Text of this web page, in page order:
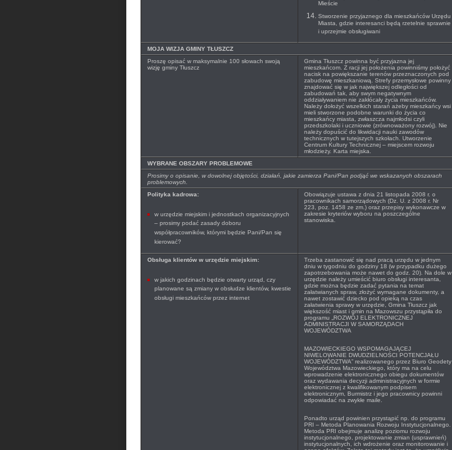
Mieście
Stworzenie przyjaznego dla mieszkańców Urzędu
Miasta, gdzie interesanci będą rzetelnie sprawnie
i uprzejmie obsługiwani
MOJA WIZJA GMINY TŁUSZCZ
Proszę opisać w maksymalnie 100 słowach swoją
wizję gminy Tłuszcz
Gmina Tłuszcz powinna być przyjazna jej
mieszkańcom. Z racji jej położenia powinniśmy położyć
nacisk na powiększanie terenów przeznaczonych pod
zabudowę mieszkaniową. Strefy przemysłowe powinny
znajdować się w jak największej odległości od
zabudowań tak, aby swym negatywnym
oddziaływaniem nie zakłócały życia mieszkańców.
Należy dołożyć wszelkich starań ażeby mieszkańcy wsi
mieli stworzone podobne warunki do życia co
mieszkańcy miasta, zwłaszcza najmłodsi czyli
przedszkolaki i uczniowie (zrównoważony rozwój). Nie
należy dopuścić do likwidacji nauki zawodów
technicznych w tutejszych szkołach. Utworzenie
Centrum Kultury Technicznej – miejscem rozwoju
młodzieży. Karta miejska.
WYBRANE OBSZARY PROBLEMOWE
Prosimy o opisanie, w dowolnej objętości, działań, jakie zamierza Pani/Pan podjąć we wskazanych obszarach
problemowych.
Polityka kadrowa:
w urzędzie miejskim i jednostkach organizacyjnych
– prosimy podać zasady doboru
współpracowników, którymi będzie Pani/Pan się
kierować?
Obowiązuje ustawa z dnia 21 listopada 2008 r. o
pracownikach samorządowych (Dz. U. z 2008 r. Nr
223, poz. 1458 ze zm.) oraz przepisy wykonawcze w
zakresie kryteriów wyboru na poszczególne
stanowiska.
Obsługa klientów w urzędzie miejskim:
w jakich godzinach będzie otwarty urząd, czy
planowane są zmiany w obsłudze klientów, kwestie
obsługi mieszkańców przez internet
Trzeba zastanowić się nad pracą urzędu w jednym
dniu w tygodniu do godziny 18 (w przypadku dużego
zapotrzebowania może nawet do godz. 20). Na dole w
urzędzie należy umieścić biuro obsługi interesanta,
gdzie można będzie zadać pytania na temat
załatwianych spraw, złożyć wymagane dokumenty, a
nawet zostawić dziecko pod opieką na czas
załatwienia sprawy w urzędzie, Gmina Tłuszcz jak
większość miast i gmin na Mazowszu przystąpiła do
programu „ ROZWÓJ ELEKTRONICZNEJ
ADMINISTRACJI W SAMORZĄDACH
WOJEWÓDZTWA
MAZOWIECKIEGO WSPOMAGAJĄCEJ
NIWELOWANIE DWUDZIELNOŚCI POTENCJAŁU
WOJEWÓDZTWA” realizowanego przez Biuro Geodety
Województwa Mazowieckiego, który ma na celu
wprowadzenie elektronicznego obiegu dokumentów
oraz wydawania decyzji administracyjnych w formie
elektronicznej z kwalifikowanym podpisem
elektronicznym, Burmistrz i jego pracownicy powinni
odpowiadać na zwykłe maile.
Ponadto urząd powinien przystąpić np. do programu
PRI – Metoda Planowania Rozwoju Instytucjonalnego.
Metoda PRI obejmuje analizę poziomu rozwoju
instytucjonalnego, projektowanie zmian (usprawnień)
instytucjonalnych, ich wdrożenie oraz monitorowanie i